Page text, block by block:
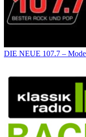
DIE NEUE 107.7 –